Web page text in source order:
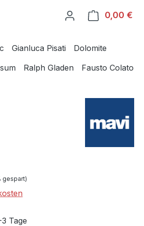
0,00 €
Gianluca Pisati
Dolomite
Ralph Gladen
Fausto Colato
gespart)
Tage